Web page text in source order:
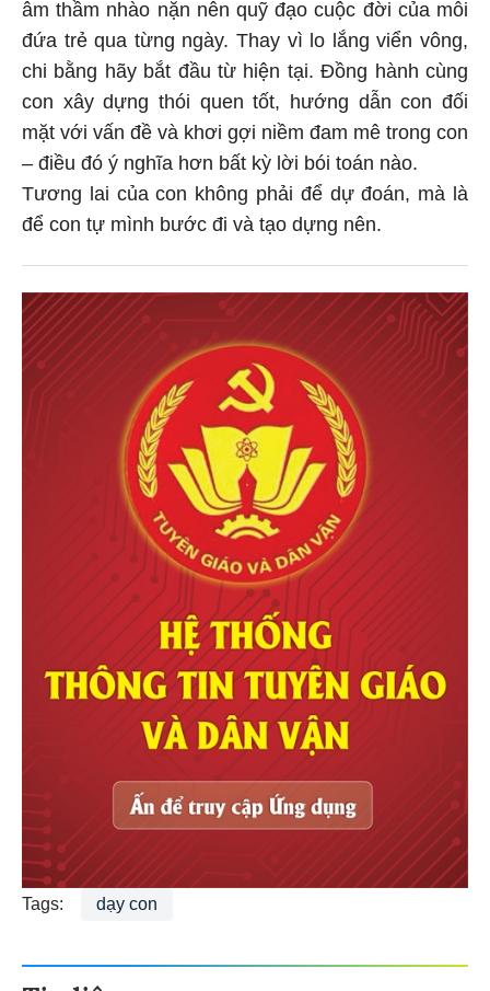
âm thầm nhào nặn nên quỹ đạo cuộc đời của mỗi
đứa trẻ qua từng ngày. Thay vì lo lắng viển vông,
chi bằng hãy bắt đầu từ hiện tại. Đồng hành cùng
con xây dựng thói quen tốt, hướng dẫn con đối
mặt với vấn đề và khơi gợi niềm đam mê trong con
– điều đó ý nghĩa hơn bất kỳ lời bói toán nào.
Tương lai của con không phải để dự đoán, mà là
để con tự mình bước đi và tạo dựng nên.
Tags: dạy con